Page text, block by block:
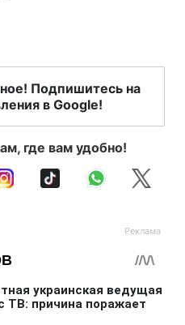
Подпишитесь на
в Google!
где вам удобно!